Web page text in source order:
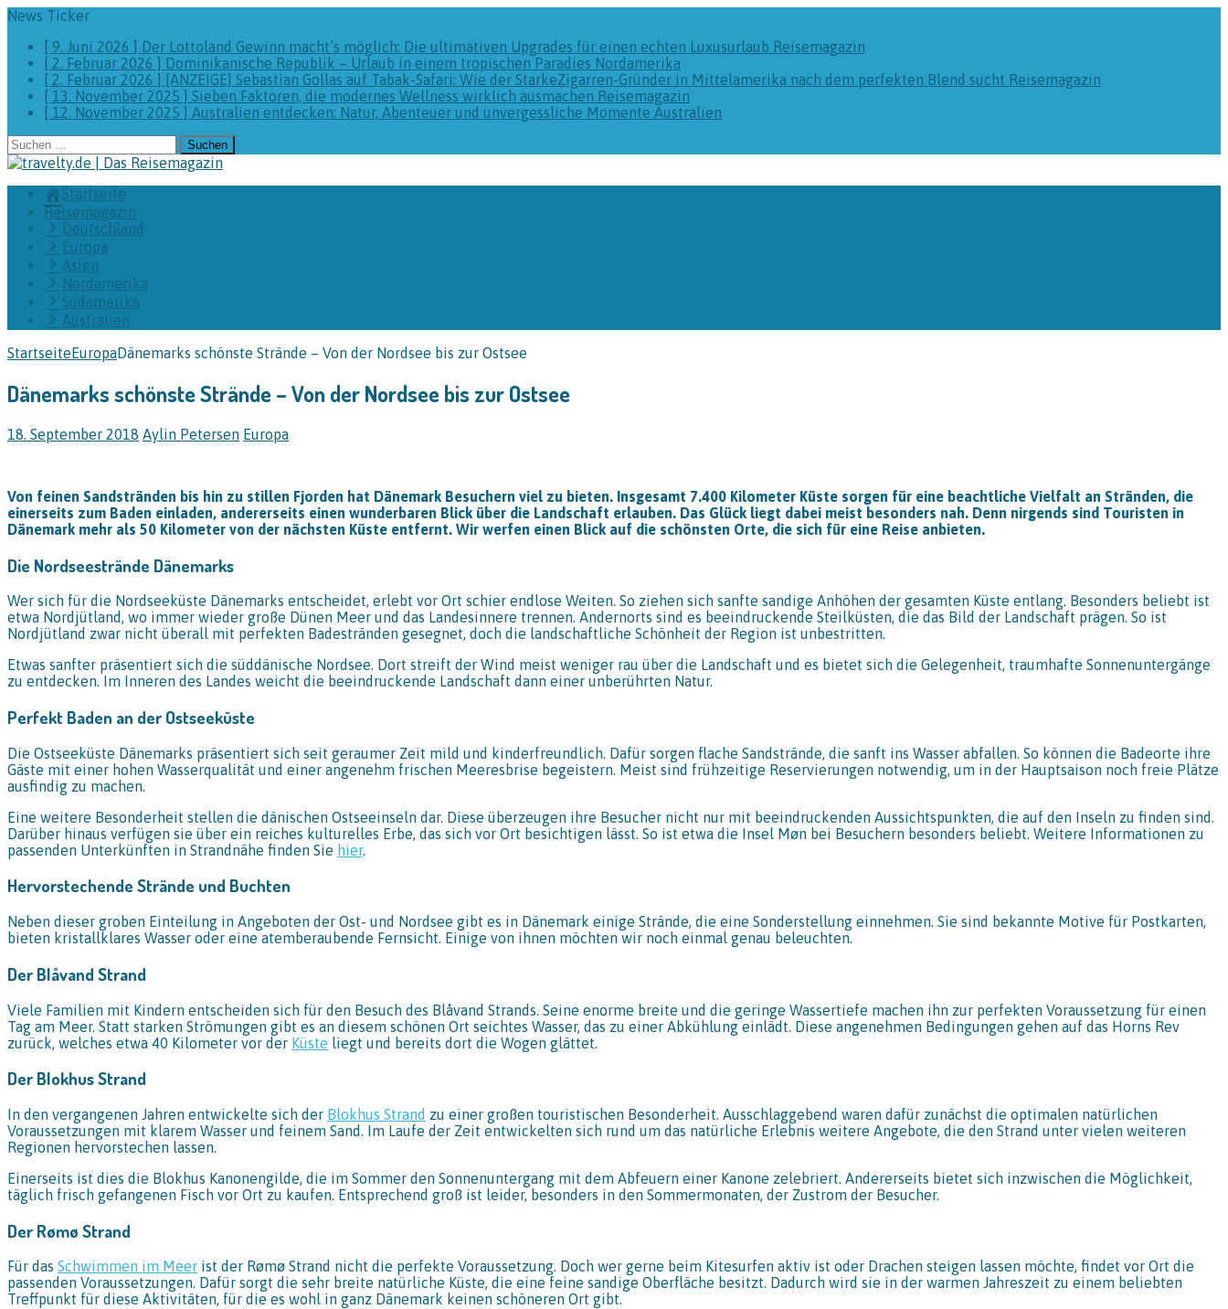
News Ticker
[ 9. Juni 2026 ] Der Lottoland Gewinn macht’s möglich: Die ultimativen Upgrades für einen echten Luxusurlaub Reisemagazin
[ 2. Februar 2026 ] Dominikanische Republik – Urlaub in einem tropischen Paradies Nordamerika
[ 2. Februar 2026 ] [ANZEIGE] Sebastian Gollas auf Tabak-Safari: Wie der StarkeZigarren-Gründer in Mittelamerika nach dem perfekten Blend sucht Reisemagazin
[ 13. November 2025 ] Sieben Faktoren, die modernes Wellness wirklich ausmachen Reisemagazin
[ 12. November 2025 ] Australien entdecken: Natur, Abenteuer und unvergessliche Momente Australien
Suchen
nach:
Startseite
Reisemagazin
Deutschland
Europa
Asien
Nordamerika
Südamerika
Australien
StartseiteEuropaDänemarks schönste Strände – Von der Nordsee bis zur Ostsee
Dänemarks schönste Strände – Von der Nordsee bis zur Ostsee
18. September 2018 Aylin Petersen Europa
Von feinen Sandstränden bis hin zu stillen Fjorden hat Dänemark Besuchern viel zu bieten. Insgesamt 7.400 Kilometer Küste sorgen für eine beachtliche Vielfalt an Stränden, die
einerseits zum Baden einladen, andererseits einen wunderbaren Blick über die Landschaft erlauben. Das Glück liegt dabei meist besonders nah. Denn nirgends sind Touristen in
Dänemark mehr als 50 Kilometer von der nächsten Küste entfernt. Wir werfen einen Blick auf die schönsten Orte, die sich für eine Reise anbieten.
Die Nordseestrände Dänemarks
Wer sich für die Nordseeküste Dänemarks entscheidet, erlebt vor Ort schier endlose Weiten. So ziehen sich sanfte sandige Anhöhen der gesamten Küste entlang. Besonders beliebt ist
etwa Nordjütland, wo immer wieder große Dünen Meer und das Landesinnere trennen. Andernorts sind es beeindruckende Steilküsten, die das Bild der Landschaft prägen. So ist
Nordjütland zwar nicht überall mit perfekten Badestränden gesegnet, doch die landschaftliche Schönheit der Region ist unbestritten.
Etwas sanfter präsentiert sich die süddänische Nordsee. Dort streift der Wind meist weniger rau über die Landschaft und es bietet sich die Gelegenheit, traumhafte Sonnenuntergänge
zu entdecken. Im Inneren des Landes weicht die beeindruckende Landschaft dann einer unberührten Natur.
Perfekt Baden an der Ostseeküste
Die Ostseeküste Dänemarks präsentiert sich seit geraumer Zeit mild und kinderfreundlich. Dafür sorgen flache Sandstrände, die sanft ins Wasser abfallen. So können die Badeorte ihre
Gäste mit einer hohen Wasserqualität und einer angenehm frischen Meeresbrise begeistern. Meist sind frühzeitige Reservierungen notwendig, um in der Hauptsaison noch freie Plätze
ausfindig zu machen.
Eine weitere Besonderheit stellen die dänischen Ostseeinseln dar. Diese überzeugen ihre Besucher nicht nur mit beeindruckenden Aussichtspunkten, die auf den Inseln zu finden sind.
Darüber hinaus verfügen sie über ein reiches kulturelles Erbe, das sich vor Ort besichtigen lässt. So ist etwa die Insel Møn bei Besuchern besonders beliebt. Weitere Informationen zu
passenden Unterkünften in Strandnähe finden Sie hier.
Hervorstechende Strände und Buchten
Neben dieser groben Einteilung in Angeboten der Ost- und Nordsee gibt es in Dänemark einige Strände, die eine Sonderstellung einnehmen. Sie sind bekannte Motive für Postkarten,
bieten kristallklares Wasser oder eine atemberaubende Fernsicht. Einige von ihnen möchten wir noch einmal genau beleuchten.
Der Blåvand Strand
Viele Familien mit Kindern entscheiden sich für den Besuch des Blåvand Strands. Seine enorme breite und die geringe Wassertiefe machen ihn zur perfekten Voraussetzung für einen
Tag am Meer. Statt starken Strömungen gibt es an diesem schönen Ort seichtes Wasser, das zu einer Abkühlung einlädt. Diese angenehmen Bedingungen gehen auf das Horns Rev
zurück, welches etwa 40 Kilometer vor der Küste liegt und bereits dort die Wogen glättet.
Der Blokhus Strand
In den vergangenen Jahren entwickelte sich der Blokhus Strand zu einer großen touristischen Besonderheit. Ausschlaggebend waren dafür zunächst die optimalen natürlichen
Voraussetzungen mit klarem Wasser und feinem Sand. Im Laufe der Zeit entwickelten sich rund um das natürliche Erlebnis weitere Angebote, die den Strand unter vielen weiteren
Regionen hervorstechen lassen.
Einerseits ist dies die Blokhus Kanonengilde, die im Sommer den Sonnenuntergang mit dem Abfeuern einer Kanone zelebriert. Andererseits bietet sich inzwischen die Möglichkeit,
täglich frisch gefangenen Fisch vor Ort zu kaufen. Entsprechend groß ist leider, besonders in den Sommermonaten, der Zustrom der Besucher.
Der Rømø Strand
Für das Schwimmen im Meer ist der Rømø Strand nicht die perfekte Voraussetzung. Doch wer gerne beim Kitesurfen aktiv ist oder Drachen steigen lassen möchte, findet vor Ort die
passenden Voraussetzungen. Dafür sorgt die sehr breite natürliche Küste, die eine feine sandige Oberfläche besitzt. Dadurch wird sie in der warmen Jahreszeit zu einem beliebten
Treffpunkt für diese Aktivitäten, für die es wohl in ganz Dänemark keinen schöneren Ort gibt.